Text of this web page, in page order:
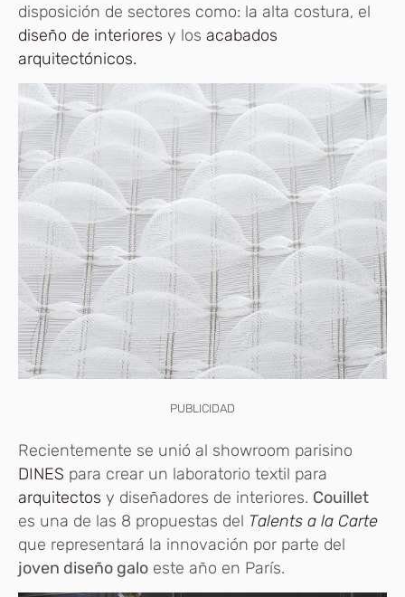
disposición de sectores como: la alta costura, el
diseño de interiores y los acabados
arquitectónicos.
PUBLICIDAD
Recientemente se unió al showroom parisino
DINES para crear un laboratorio textil para
arquitectos y diseñadores de interiores. Couillet
es una de las 8 propuestas del Talents a la Carte
que representará la innovación por parte del
joven diseño galo este año en París.